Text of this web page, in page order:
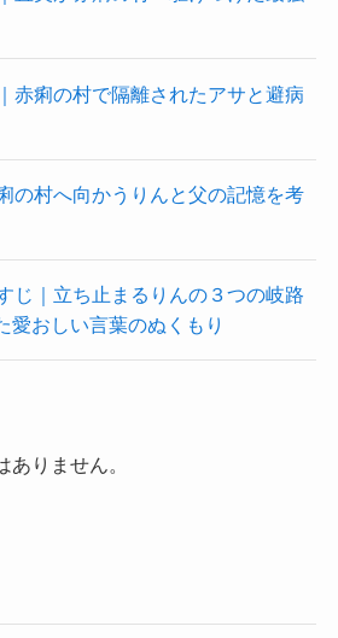
赤痢の村で隔離されたアサと避病
の村へ向かうりんと父の記憶を考
じ｜立ち止まるりんの３つの岐路
愛おしい言葉のぬくもり
りません。